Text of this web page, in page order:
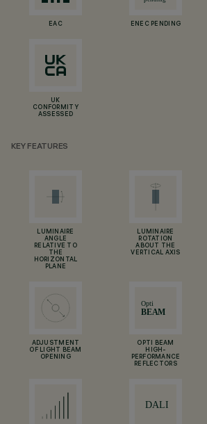
EAC ENEC PENDING
UK
CONFORMITY
ASSESSED
KEY FEATURES
LUMINAIRE
ANGLE
RELATIVE TO
THE
HORIZONTAL
PLANE
LUMINAIRE
ROTATION
ABOUT THE
VERTICAL AXIS
ADJUSTMENT
OF LIGHT BEAM
OPENING
OPTI BEAM
HIGH-
PERFORMANCE
REFLECTORS